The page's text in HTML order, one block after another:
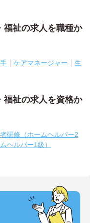
福祉の求人を職種か
ケアマネージャー
生
福祉の求人を資格か
研修（ホームヘルパー2
ヘルパー1級）